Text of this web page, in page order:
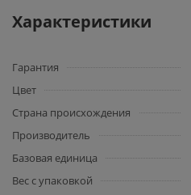
Характеристики
Гарантия
Цвет
Страна происхождения
Производитель
Базовая единица
Вес с упаковкой